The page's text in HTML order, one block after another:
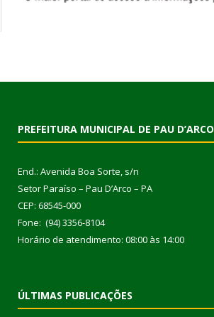
PREFEITURA MUNICIPAL DE PAU D’ARCO
End.: Avenida Boa Sorte, s/n
Setor Paraíso – Pau D’Arco – PA
CEP: 68545-000
Fone: (94) 3356-8104
Horário de atendimento: 08:00 às 14:00
ÚLTIMAS PUBLICAÇÕES